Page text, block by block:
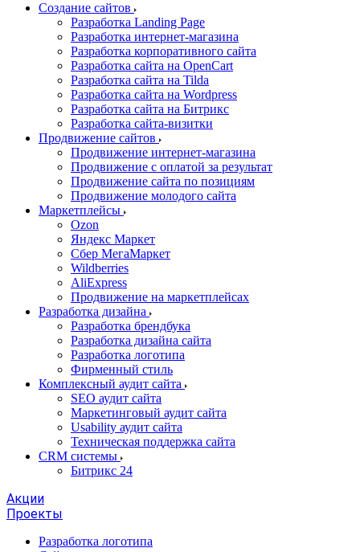
Создание сайтов
Разработка Landing Page
Разработка интернет-магазина
Разработка корпоративного сайта
Разработка сайта на OpenCart
Разработка сайта на Tilda
Разработка сайта на Wordpress
Разработка сайта на Битрикс
Разработка сайта-визитки
Продвижение сайтов
Продвижение интернет-магазина
Продвижение с оплатой за результат
Продвижение сайта по позициям
Продвижение молодого сайта
Маркетплейсы
Ozon
Яндекс Маркет
Сбер МегаМаркет
Wildberries
AliExpress
Продвижение на маркетплейсах
Разработка дизайна
Разработка брендбука
Разработка дизайна сайта
Разработка логотипа
Фирменный стиль
Комплексный аудит сайта
SEO аудит сайта
Маркетинговый аудит сайта
Usability аудит сайта
Техническая поддержка сайта
CRM системы
Битрикс 24
Акции
Проекты
Разработка логотипа